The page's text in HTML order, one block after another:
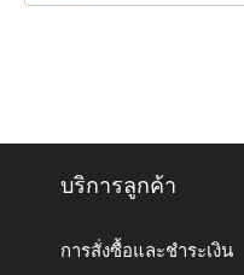
บริการลูกค้า
การสั่งซื้อและชำระเงิน